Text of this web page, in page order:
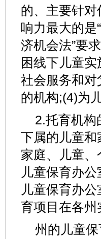
的、主要针
响力最大的是
济机会法”要
困线下儿童
社会服务和
的机构;(4)为
2.托育机构
下属的儿童
家庭、儿童
儿童保育办
儿童保育办
育项目在各州
州的儿童